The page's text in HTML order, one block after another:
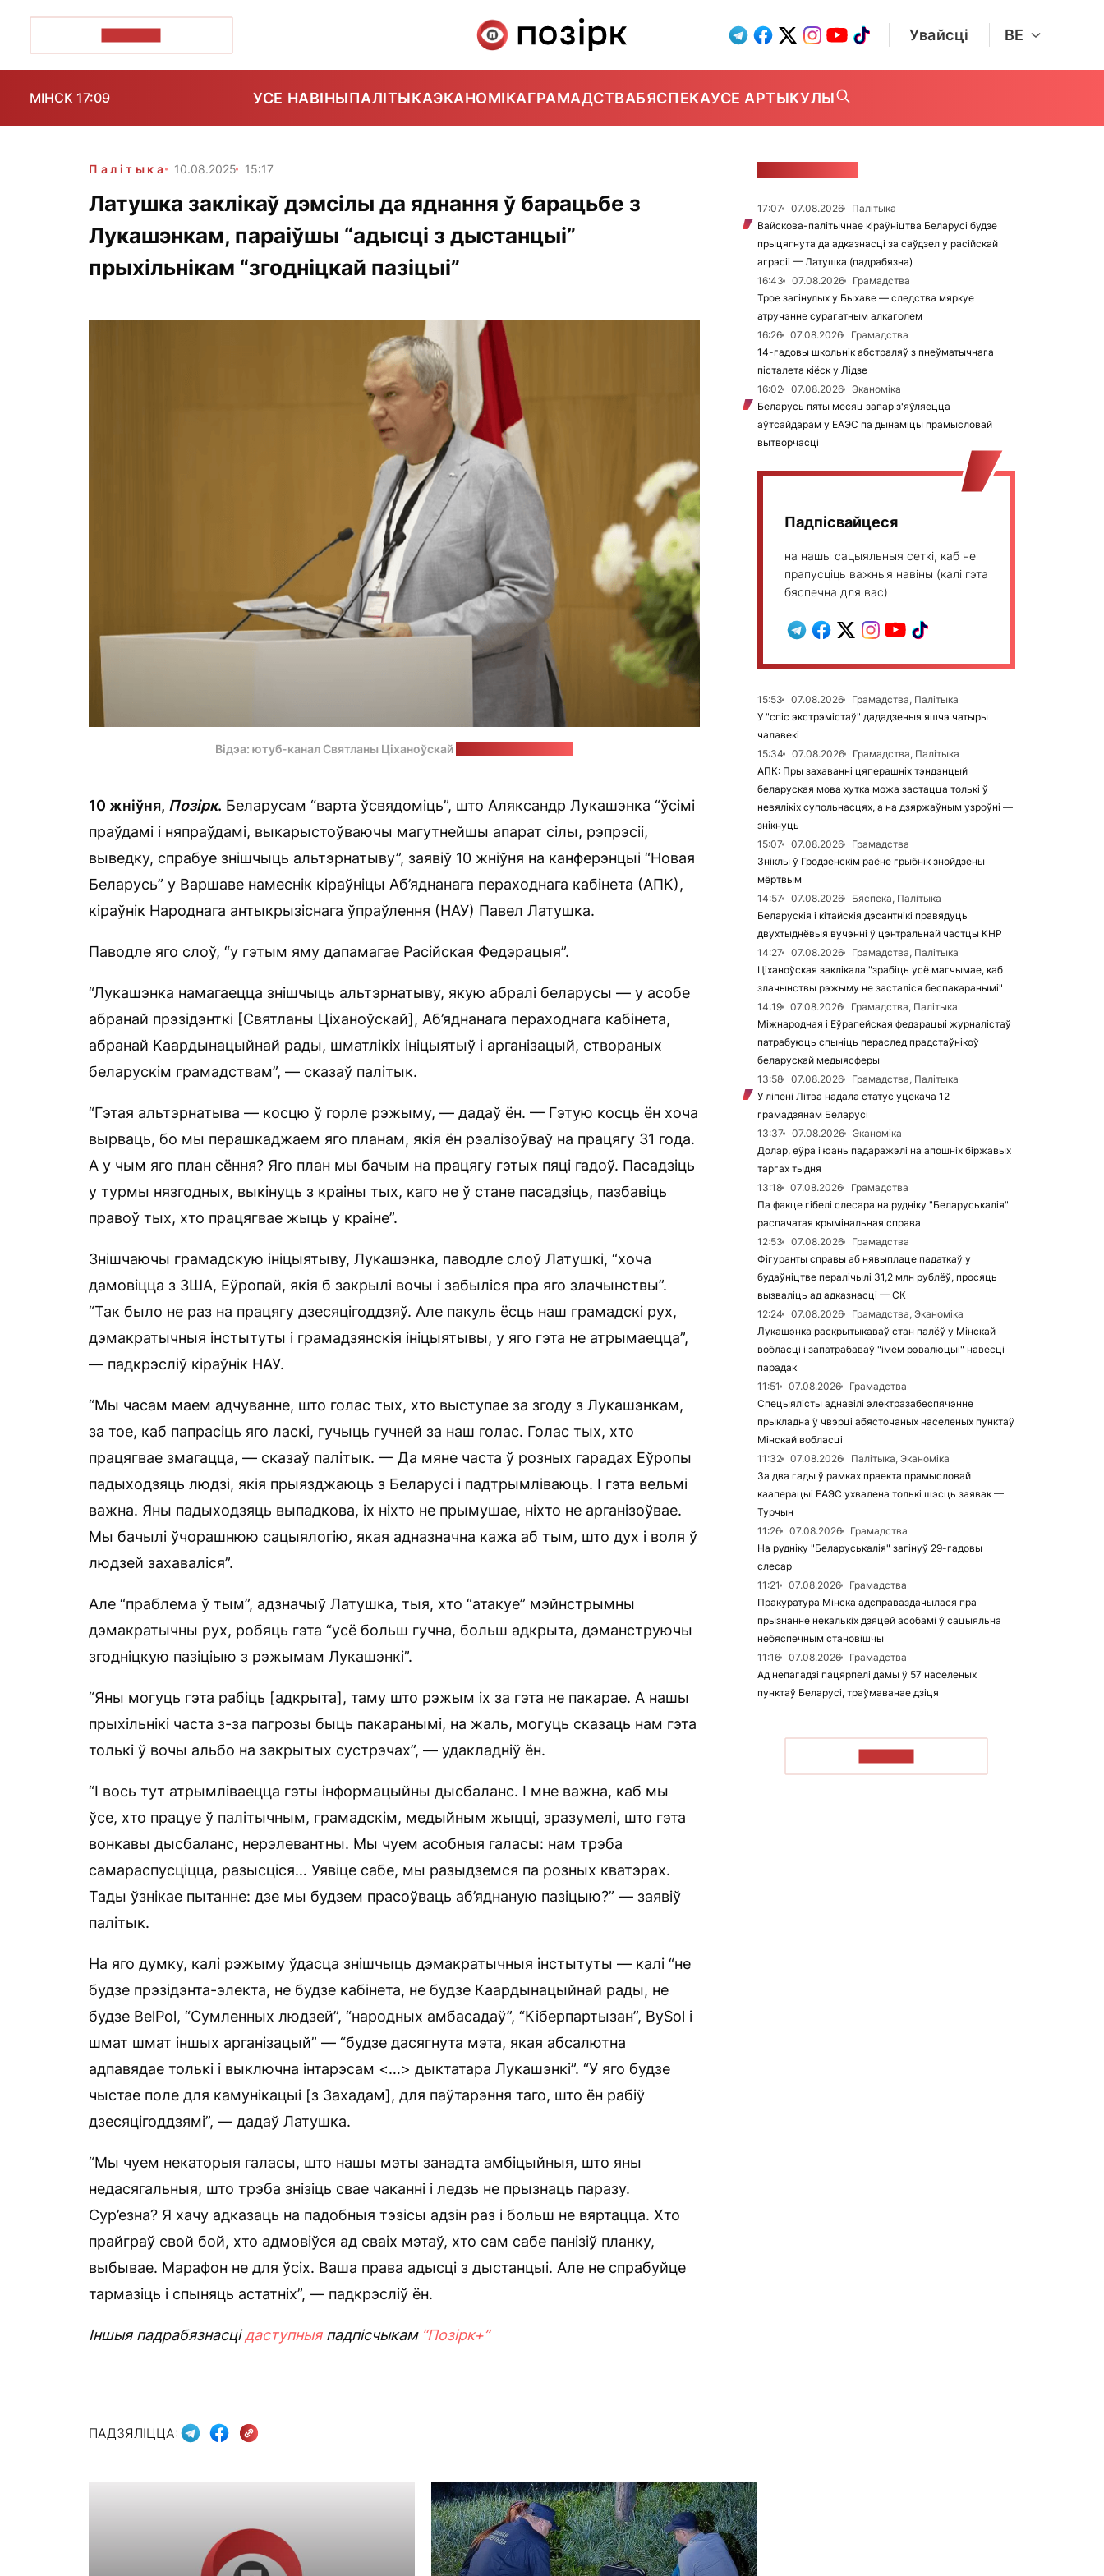
Увайсці BE
МІНСК 17:09 УСЕ НАВІНЫПАЛІТЫКАЭКАНОМІКАГРАМАДСТВАБЯСПЕКАУСЕ АРТЫКУЛЫ
Палітыка 10.08.2025 15:17
Латушка заклікаў дэмсілы да яднання ў барацьбе з
Лукашэнкам, параіўшы “адысці з дыстанцыі”
прыхільнікам “згодніцкай пазіцыі”
Відэа: ютуб-канал Святланы Ціханоўскай
10 жніўня, Позірк. Беларусам “варта ўсвядоміць”, што Аляксандр Лукашэнка “ўсімі
праўдамі і няпраўдамі, выкарыстоўваючы магутнейшы апарат сілы, рэпрэсіі,
выведку, спрабуе знішчыць альтэрнатыву”, заявіў 10 жніўня на канферэнцыі “Новая
Беларусь” у Варшаве намеснік кіраўніцы Аб’яднанага пераходнага кабінета (АПК),
кіраўнік Народнага антыкрызіснага ўпраўлення (НАУ) Павел Латушка.
Паводле яго слоў, “у гэтым яму дапамагае Расійская Федэрацыя”.
“Лукашэнка намагаецца знішчыць альтэрнатыву, якую абралі беларусы — у асобе
абранай прэзідэнткі [Святланы Ціханоўскай], Аб’яднанага пераходнага кабінета,
абранай Каардынацыйнай рады, шматлікіх ініцыятыў і арганізацый, створаных
беларускім грамадствам”, — сказаў палітык.
“Гэтая альтэрнатыва — косцю ў горле рэжыму, — дадаў ён. — Гэтую косць ён хоча
вырваць, бо мы перашкаджаем яго планам, якія ён рэалізоўваў на працягу 31 года.
А у чым яго план сёння? Яго план мы бачым на працягу гэтых пяці гадоў. Пасадзіць
у турмы нязгодных, выкінуць з краіны тых, каго не ў стане пасадзіць, пазбавіць
правоў тых, хто працягвае жыць у краіне”.
Знішчаючы грамадскую ініцыятыву, Лукашэнка, паводле слоў Латушкі, “хоча
дамовіцца з ЗША, Еўропай, якія б закрылі вочы і забыліся пра яго злачынствы”.
“Так было не раз на працягу дзесяцігоддзяў. Але пакуль ёсць наш грамадскі рух,
дэмакратычныя інстытуты і грамадзянскія ініцыятывы, у яго гэта не атрымаецца”,
— падкрэсліў кіраўнік НАУ.
“Мы часам маем адчуванне, што голас тых, хто выступае за згоду з Лукашэнкам,
за тое, каб папрасіць яго ласкі, гучыць гучней за наш голас. Голас тых, хто
працягвае змагацца, — сказаў палітык. — Да мяне часта ў розных гарадах Еўропы
падыходзяць людзі, якія прыязджаюць з Беларусі і падтрымліваюць. І гэта вельмі
важна. Яны падыходзяць выпадкова, іх ніхто не прымушае, ніхто не арганізоўвае.
Мы бачылі ўчорашнюю сацыялогію, якая адназначна кажа аб тым, што дух і воля ў
людзей захаваліся”.
Але “праблема ў тым”, адзначыў Латушка, тыя, хто “атакуе” мэйнстрымны
дэмакратычны рух, робяць гэта “усё больш гучна, больш адкрыта, дэманструючы
згодніцкую пазіціыю з рэжымам Лукашэнкі”.
“Яны могуць гэта рабіць [адкрыта], таму што рэжым іх за гэта не пакарае. А нашы
прыхільнікі часта з-за пагрозы быць пакаранымі, на жаль, могуць сказаць нам гэта
толькі ў вочы альбо на закрытых сустрэчах”, — удакладніў ён.
“І вось тут атрымліваецца гэты інформацыйны дысбаланс. І мне важна, каб мы
ўсе, хто працуе ў палітычным, грамадскім, медыйным жыцці, зразумелі, што гэта
вонкавы дысбаланс, нерэлевантны. Мы чуем асобныя галасы: нам трэба
самараспусціцца, разысціся… Уявіце сабе, мы разыдземся па розных кватэрах.
Тады ўзнікае пытанне: дзе мы будзем прасоўваць аб’яднаную пазіцыю?” — заявіў
палітык.
На яго думку, калі рэжыму ўдасца знішчыць дэмакратычныя інстытуты — калі “не
будзе прэзідэнта-электа, не будзе кабінета, не будзе Каардынацыйнай рады, не
будзе BelPol, “Сумленных людзей”, “народных амбасадаў”, “Кіберпартызан”, BySol і
шмат шмат іншых арганізацый” — “будзе дасягнута мэта, якая абсалютна
адпавядае толькі і выключна інтарэсам <…> дыктатара Лукашэнкі”. “У яго будзе
чыстае поле для камунікацыі [з Захадам], для паўтарэння таго, што ён рабіў
дзесяцігоддзямі”, — дадаў Латушка.
“Мы чуем некаторыя галасы, што нашы мэты занадта амбіцыйныя, што яны
недасягальныя, што трэба знізіць свае чаканні і ледзь не прызнаць паразу.
Сур’езна? Я хачу адказаць на падобныя тэзісы адзін раз і больш не вяртацца. Хто
прайграў свой бой, хто адмовіўся ад сваіх мэтаў, хто сам сабе панізіў планку,
выбывае. Марафон не для ўсіх. Ваша права адысці з дыстанцыі. Але не спрабуйце
тармазіць і спыняць астатніх”, — падкрэсліў ён.
Іншыя падрабязнасцідаступныяпадпісчыкам “Позірк+”
ПАДЗЯЛІЦЦА:
17:07 07.08.2026
Палітыка
Вайскова-палітычнае кіраўніцтва Беларусі будзе
прыцягнута да адказнасці за саўдзел у расійскай
агрэсіі — Латушка (падрабязна)
16:43
07.08.2026
Грамадства
Трое загінулых у Быхаве — следства мяркуе
атручэнне сурагатным алкаголем
16:26
07.08.2026
Грамадства
14-гадовы школьнік абстраляў з пнеўматычнага
пісталета кіёск у Лідзе
16:02
07.08.2026
Эканоміка
Беларусь пяты месяц запар з'яўляецца
аўтсайдарам у ЕАЭС па дынаміцы прамысловай
вытворчасці
Падпісвайцеся
на нашы сацыяльныя сеткі, каб не
прапусціць важныя навіны (калі гэта
бяспечна для вас)
15:53 07.08.2026
Грамадства, Палітыка
У "спіс экстрэмістаў" дададзеныя яшчэ чатыры
чалавекі
15:34
07.08.2026
Грамадства, Палітыка
АПК: Пры захаванні цяперашніх тэндэнцый
беларуская мова хутка можа застацца толькі ў
невялікіх супольнасцях, а на дзяржаўным узроўні —
знікнуць
15:07
07.08.2026
Грамадства
Зніклы ў Гродзенскім раёне грыбнік знойдзены
мёртвым
14:57
07.08.2026
Бяспека, Палітыка
Беларускія і кітайскія дэсантнікі правядуць
двухтыднёвыя вучэнні ў цэнтральнай частцы КНР
14:27
07.08.2026
Грамадства, Палітыка
Ціханоўская заклікала "зрабіць усё магчымае, каб
злачынствы рэжыму не засталіся беспакаранымі"
14:19
07.08.2026
Грамадства, Палітыка
Міжнародная і Еўрапейская федэрацыі журналістаў
патрабуюць спыніць пераслед прадстаўнікоў
беларускай медыясферы
13:58
07.08.2026
Грамадства, Палітыка
У ліпені Літва надала статус уцекача 12
грамадзянам Беларусі
13:37
07.08.2026
Эканоміка
Долар, еўра і юань падаражэлі на апошніх біржавых
таргах тыдня
13:18
07.08.2026
Грамадства
Па факце гібелі слесара на рудніку "Беларуськалія"
распачатая крымінальная справа
12:53
07.08.2026
Грамадства
Фігуранты справы аб нявыплаце падаткаў у
будаўніцтве пералічылі 31,2 млн рублёў, просяць
вызваліць ад адказнасці — СК
12:24
07.08.2026
Грамадства, Эканоміка
Лукашэнка раскрытыкаваў стан палёў у Мінскай
вобласці і запатрабаваў "імем рэвалюцыі" навесці
парадак
11:51
07.08.2026
Грамадства
Спецыялісты аднавілі электразабеспячэнне
прыкладна ў чвэрці абясточаных населеных пунктаў
Мінскай вобласці
11:32
07.08.2026
Палітыка, Эканоміка
За два гады ў рамках праекта прамысловай
кааперацыі ЕАЭС ухвалена толькі шэсць заявак —
Турчын
11:26
07.08.2026
Грамадства
На рудніку "Беларуськалія" загінуў 29-гадовы
слесар
11:21
07.08.2026
Грамадства
Пракуратура Мінска адсправаздачылася пра
прызнанне некалькіх дзяцей асобамі ў сацыяльна
небяспечным становішчы
11:16
07.08.2026
Грамадства
Ад непагадзі пацярпелі дамы ў 57 населеных
пунктаў Беларусі, траўмаванае дзіця